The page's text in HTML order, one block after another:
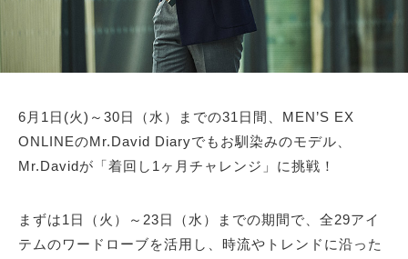
6月1日(火)～30日（水）までの31日間、MEN’S EX
ONLINEのMr.David Diaryでもお馴染みのモデル、
Mr.Davidが「着回し1ヶ月チャレンジ」に挑戦！
まずは1日（火）～23日（水）までの期間で、全29アイ
テムのワードローブを活用し、時流やトレンドに沿った